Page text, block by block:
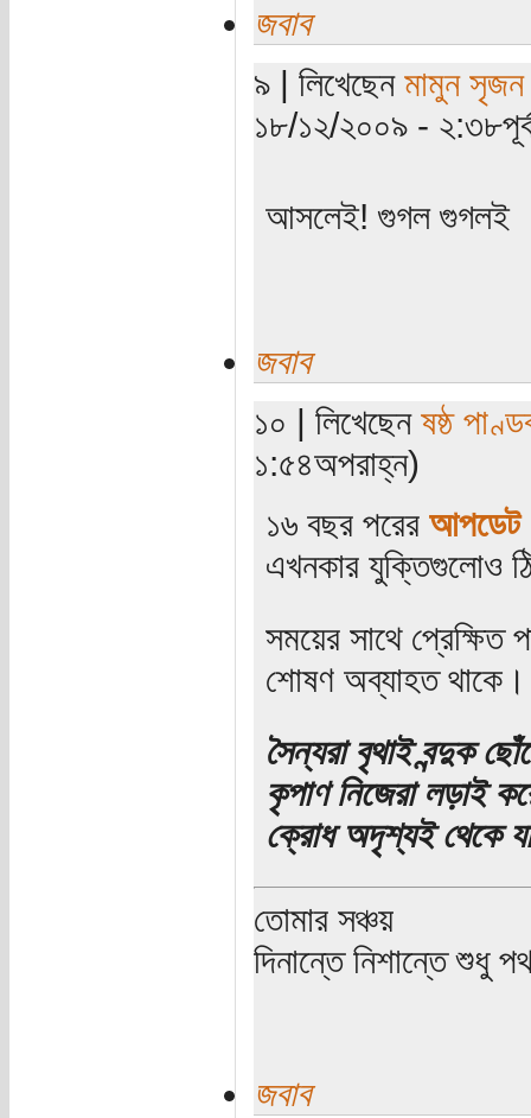
জবাব
৯ | লিখেছেন মামুন সৃজন
১৮/১২/২০০৯ -
আসলেই! গুগল গুগলই
জবাব
১০ | লিখেছেন ষষ্ঠ
১:৫৪অপরাহ্ন)
১৬ বছর পরের আপডেট
এখনকার যুক্তিগুলোও
সময়ের সাথে প্রেক্ষিত
শোষণ অব্যাহত থাকে।
সৈন্যরা বৃথাই বন্দুক
কৃপাণ নিজেরা লড়াই
ক্রোধ অদৃশ্যই থেকে
তোমার সঞ্চয়
দিনান্তে নিশান্তে শুধু
জবাব